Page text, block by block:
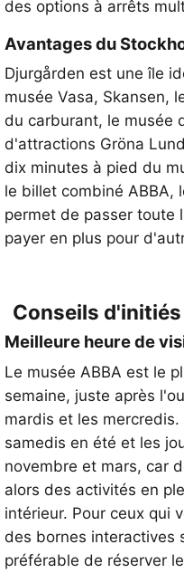
des options à arrêts
Avantages du
Djurgården est une île
musée Vasa, Skansen,
du carburant, le musée
d'attractions Gröna
dix minutes à pied du
le billet combiné ABBA,
permet de passer toute
payer en plus pour
Conseils
Meilleure heure de
Le musée ABBA est le
semaine, juste après
mardis et les
samedis en été et les
novembre et mars, car
alors des activités en
intérieur. Pour ceux qui
des bornes interactives
préférable de réserver